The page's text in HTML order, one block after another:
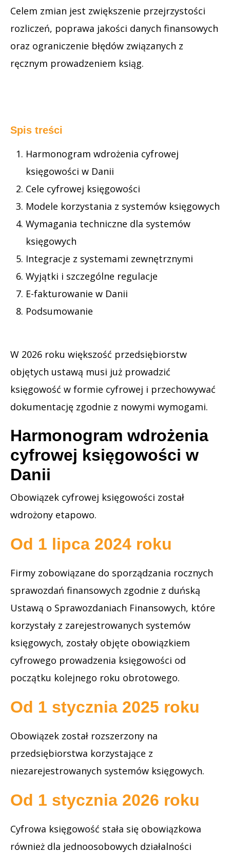
Celem zmian jest zwiększenie przejrzystości
rozliczeń, poprawa jakości danych finansowych
oraz ograniczenie błędów związanych z
ręcznym prowadzeniem ksiąg.
Spis treści
Harmonogram wdrożenia cyfrowej
księgowości w Danii
Cele cyfrowej księgowości
Modele korzystania z systemów księgowych
Wymagania techniczne dla systemów
księgowych
Integracje z systemami zewnętrznymi
Wyjątki i szczególne regulacje
E-fakturowanie w Danii
Podsumowanie
W 2026 roku większość przedsiębiorstw
objętych ustawą musi już prowadzić
księgowość w formie cyfrowej i przechowywać
dokumentację zgodnie z nowymi wymogami.
Harmonogram wdrożenia
cyfrowej księgowości w
Danii
Obowiązek cyfrowej księgowości został
wdrożony etapowo.
Od 1 lipca 2024 roku
Firmy zobowiązane do sporządzania rocznych
sprawozdań finansowych zgodnie z duńską
Ustawą o Sprawozdaniach Finansowych, które
korzystały z zarejestrowanych systemów
księgowych, zostały objęte obowiązkiem
cyfrowego prowadzenia księgowości od
początku kolejnego roku obrotowego.
Od 1 stycznia 2025 roku
Obowiązek został rozszerzony na
przedsiębiorstwa korzystające z
niezarejestrowanych systemów księgowych.
Od 1 stycznia 2026 roku
Cyfrowa księgowość stała się obowiązkowa
również dla jednoosobowych działalności